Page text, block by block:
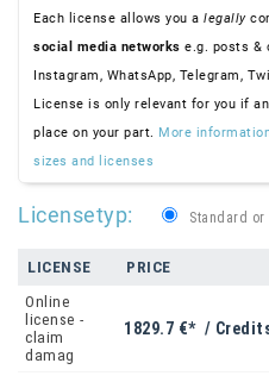
Each license allows you a legally
social media networks e.g. posts &
Instagram, WhatsApp, Telegram,
License is only relevant for you if
place on your part. More
sizes and licenses
Licensetyp: Standard or
LICENSE PRICE
Online
license -
claim
damag
1829.7 €* /